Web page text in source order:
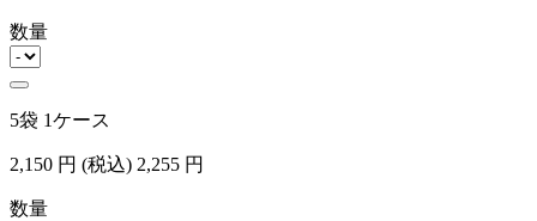
数量
5袋 1ケース
2,150 円 (税込) 2,255 円
数量